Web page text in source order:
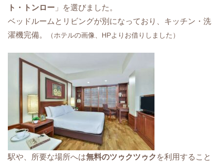
ト・トンロー 」を選びました。
ベッドルームとリビングが別になっており、キッチン・洗
濯機完備。
（ホテルの画像、HPよりお借りしました）
駅や、所要な場所へは無料のツゥクツゥク を利用すること